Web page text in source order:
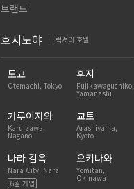
브랜드
호시노야 럭셔리 호텔
도쿄
Otemachi, Tokyo
후지
Fujikawaguchiko,
Yamanashi
가루이자와
Karuizawa,
Nagano
교토
Arashiyama,
Kyoto
나라 감옥
Nara City, Nara
6월 개업
오키나와
Yomitan,
Okinawa